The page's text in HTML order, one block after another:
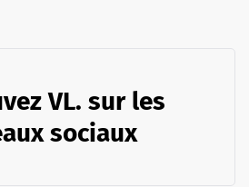
VL. sur les
sociaux